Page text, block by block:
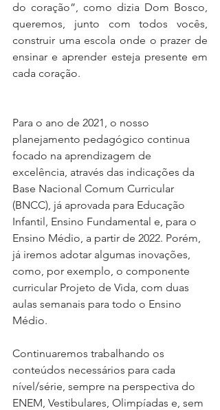
do coração”, como dizia Dom Bosco,
queremos, junto com todos vocês,
construir uma escola onde o prazer de
ensinar e aprender esteja presente em
cada coração.
Para o ano de 2021, o nosso
planejamento pedagógico continua
focado na aprendizagem de
excelência, através das indicações da
Base Nacional Comum Curricular
(BNCC), já aprovada para Educação
Infantil, Ensino Fundamental e, para o
Ensino Médio, a partir de 2022. Porém,
já iremos adotar algumas inovações,
como, por exemplo, o componente
curricular Projeto de Vida, com duas
aulas semanais para todo o Ensino
Médio.
Continuaremos trabalhando os
conteúdos necessários para cada
nível/série, sempre na perspectiva do
ENEM, Vestibulares, Olimpíadas e, sem